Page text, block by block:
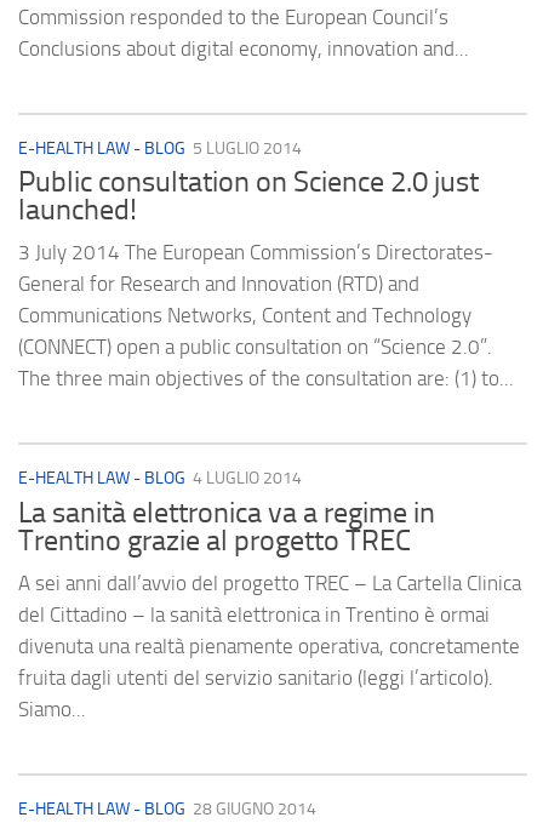
Commission responded to the European Council’s
Conclusions about digital economy, innovation and...
E-HEALTH LAW - BLOG 5 LUGLIO 2014
Public consultation on Science 2.0 just
launched!
3 July 2014 The European Commission’s Directorates-
General for Research and Innovation (RTD) and
Communications Networks, Content and Technology
(CONNECT) open a public consultation on “Science 2.0”.
The three main objectives of the consultation are: (1) to...
E-HEALTH LAW - BLOG 4 LUGLIO 2014
La sanità elettronica va a regime in
Trentino grazie al progetto TREC
A sei anni dall’avvio del progetto TREC – La Cartella Clinica
del Cittadino – la sanità elettronica in Trentino è ormai
divenuta una realtà pienamente operativa, concretamente
fruita dagli utenti del servizio sanitario (leggi l’articolo).
Siamo...
E-HEALTH LAW - BLOG 28 GIUGNO 2014